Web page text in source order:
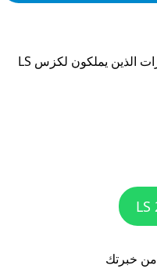
الذين يملكون
لكزس LS
من خبرتك